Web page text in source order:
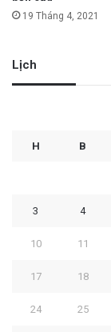
19 Tháng 4, 2021
Lịch
H B
3 4
10 11
17 18
24 25